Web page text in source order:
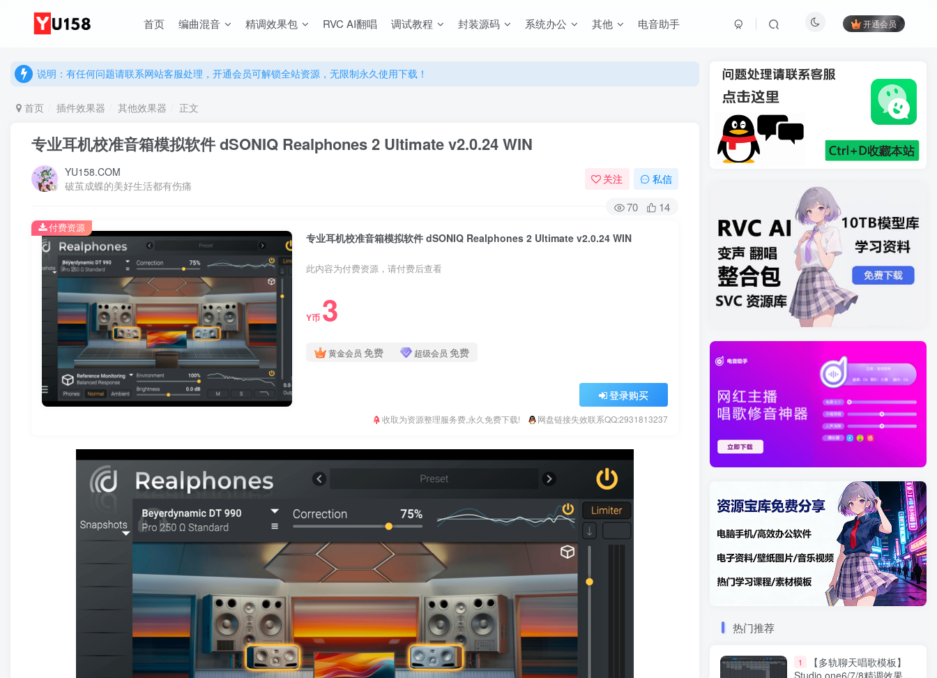
首页 编曲混音 精调效果包 RVC AI翻唱 调试教程 封装源码 系统办公 其他 电音助手 开通会员
说明：有任何问题请联系网站客服处理，开通会员可解锁全站资源，无限制永久使用下载！
说明：有任何问题请联系网站客服处理，开通会员可解锁全站资源，无限制永久使用下载！
首页 插件效果器 其他效果器 正文
专业耳机校准音箱模拟软件 dSONIQ Realphones 2 Ultimate v2.0.24 WIN
YU158.COM
破茧成蝶的美好生活都有伤痛
关注 私信
70 14
专业耳机校准音箱模拟软件 dSONIQ Realphones 2 Ultimate v2.0.24 WIN
此内容为付费资源，请付费后查看
Y币 3
黄金会员 免费 超级会员 免费
登录购买
收取为资源整理服务费,永久免费下载! 网盘链接失效联系QQ:2931813237
付费资源
热门推荐
1
【多轨聊天唱歌模板】